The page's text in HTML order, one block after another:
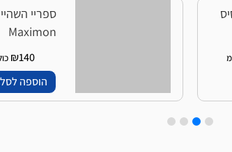
ספריי השהייה לגבר –
כולל מע"מ
הוספה לסל